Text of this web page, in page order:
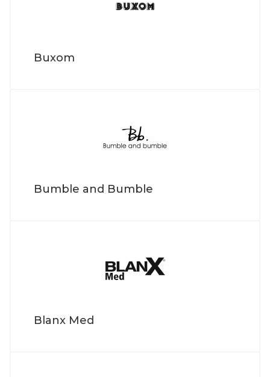
Buxom
Bumble and Bumble
Blanx Med